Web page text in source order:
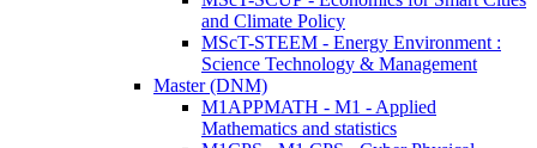
and Climate Policy
MScT-STEEM - Energy Environment :
Science Technology & Management
Master (DNM)
M1APPMATH - M1 - Applied
Mathematics and statistics